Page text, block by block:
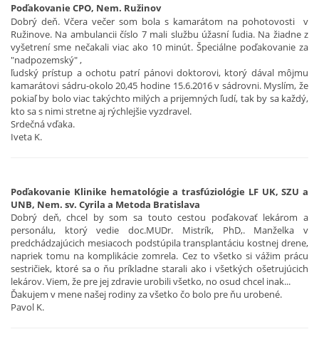
Poďakovanie CPO, Nem. Ružinov
Dobrý deň. Včera večer som bola s kamarátom na pohotovosti v
Ružinove. Na ambulancii číslo 7 mali službu úžasní ľudia. Na žiadne z
vyšetrení sme nečakali viac ako 10 minút. Špeciálne poďakovanie za
"nadpozemský" ,
ľudský prístup a ochotu patrí pánovi doktorovi, ktorý dával môjmu
kamarátovi sádru-okolo 20,45 hodine 15.6.2016 v sádrovni. Myslím, že
pokiaľ by bolo viac takýchto milých a prijemných ľudí, tak by sa každý,
kto sa s nimi stretne aj rýchlejšie vyzdravel.
Srdečná vďaka.
Iveta K.
Poďakovanie Klinike hematológie a trasfúziológie LF UK, SZU a
UNB, Nem. sv. Cyrila a Metoda Bratislava
Dobrý deň, chcel by som sa touto cestou poďakovať lekárom a
personálu, ktorý vedie doc.MUDr. Mistrík, PhD,. Manželka v
predchádzajúcich mesiacoch podstúpila transplantáciu kostnej drene,
napriek tomu na komplikácie zomrela. Cez to všetko si vážim prácu
sestričiek, ktoré sa o ňu príkladne starali ako i všetkých ošetrujúcich
lekárov. Viem, že pre jej zdravie urobili všetko, no osud chcel inak...
Ďakujem v mene našej rodiny za všetko čo bolo pre ňu urobené.
Pavol K.